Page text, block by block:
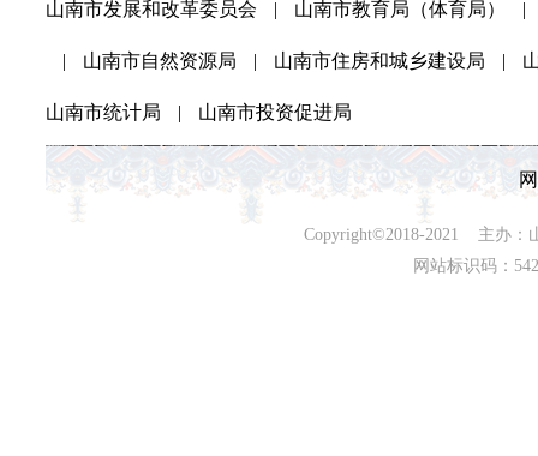
山南市发展和改革委员会 | 山南市教育局（体育局） |
| 山南市自然资源局 | 山南市住房和城乡建设局 |
山南市统计局 | 山南市投资促进局
Copyright©2018-2021 主办：
网站标识码：